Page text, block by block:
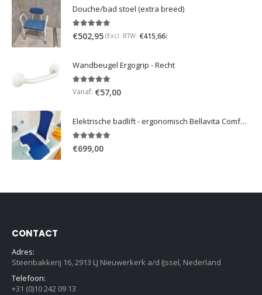
Douche/bad stoel (extra breed)
€502,95 (Excl. BTW: €415,66)
Wandbeugel Ergogrip - Recht
5.00out of 5
Vanaf: €57,00
Elektrische badlift - ergonomisch Bellavita Comfort 2G
5.00out of 5
€699,00
CONTACT
Adres:
Steenbakkerij 16, 2913 LJ Nieuwerkerk a/d IJssel, Nederland
Telefoon:
+31 (0)10 242 09 13